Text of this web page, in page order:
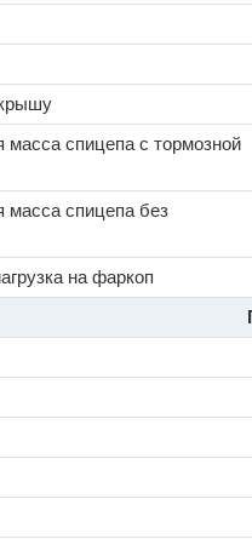
спицепа с тормозной
масса спицепа без
на фаркоп